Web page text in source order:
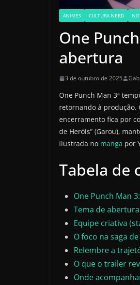
ANIMES CULTURA NERD
One
abertura
3 de outubro de 2025
One Punch Man 3ª
retornando à produção.
encerramento fica por
de Heróis” (Garou),
ilustrada no manga por
Tabela de
One Punch Man
Tema de
Equipe criativa
O foco na saga
Relembre a
O que o trailer
Onde